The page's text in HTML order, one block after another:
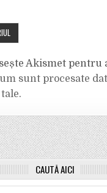
Akismet pentru
sunt procesate
.
CAUTĂ AICI